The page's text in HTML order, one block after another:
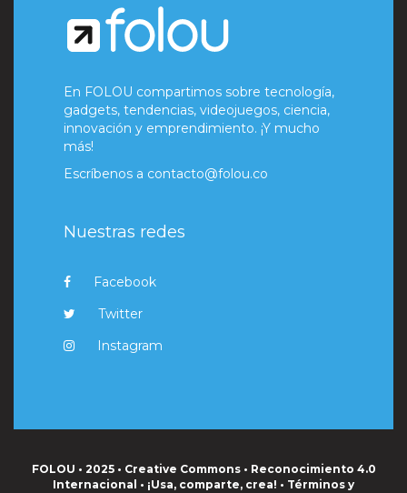
En FOLOU compartimos sobre tecnología,
gadgets, tendencias, videojuegos, ciencia,
innovación y emprendimiento. ¡Y mucho
más!
Escríbenos a contacto@folou.co
Nuestras redes
Facebook
Twitter
Instagram
FOLOU • 2025 • Creative Commons • Reconocimiento 4.0
Internacional • ¡Usa, comparte, crea! • Términos y